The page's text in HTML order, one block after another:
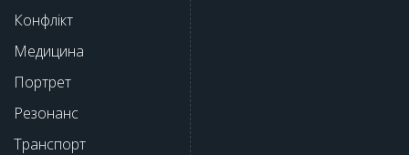
Конфлікт
Медицина
Портрет
Резонанс
Транспорт